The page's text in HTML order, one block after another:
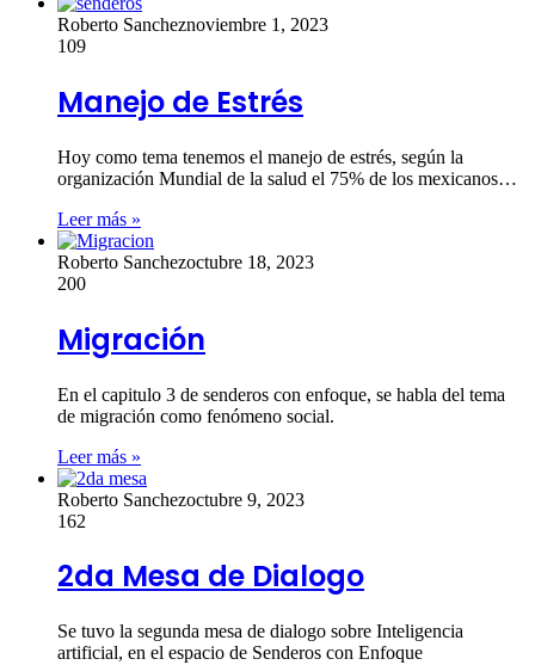
Roberto Sancheznoviembre 1, 2023
109
Manejo de Estrés
Hoy como tema tenemos el manejo de estrés, según la
organización Mundial de la salud el 75% de los mexicanos…
Leer más »
Roberto Sanchezoctubre 18, 2023
200
Migración
En el capitulo 3 de senderos con enfoque, se habla del tema
de migración como fenómeno social.
Leer más »
Roberto Sanchezoctubre 9, 2023
162
2da Mesa de Dialogo
Se tuvo la segunda mesa de dialogo sobre Inteligencia
artificial, en el espacio de Senderos con Enfoque